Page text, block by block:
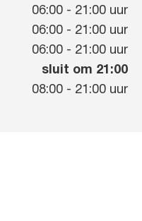
06:00 - 21:00 uur
06:00 - 21:00 uur
06:00 - 21:00 uur
sluit om 21:00
08:00 - 21:00 uur